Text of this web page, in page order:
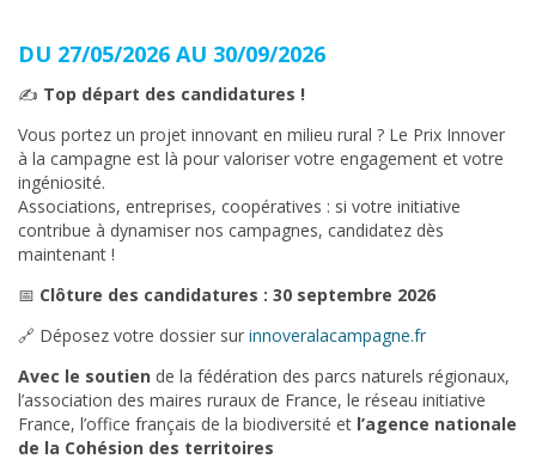
DU 27/05/2026 AU 30/09/2026
✍️ Top départ des candidatures !
Vous portez un projet innovant en milieu rural ? Le Prix Innover
à la campagne est là pour valoriser votre engagement et votre
ingéniosité.
Associations, entreprises, coopératives : si votre initiative
contribue à dynamiser nos campagnes, candidatez dès
maintenant !
📅 Clôture des candidatures : 30 septembre 2026
🔗 Déposez votre dossier sur innoveralacampagne.fr
Avec le soutien de la fédération des parcs naturels régionaux,
l’association des maires ruraux de France, le réseau initiative
France, l’office français de la biodiversité et l’agence nationale
de la Cohésion des territoires